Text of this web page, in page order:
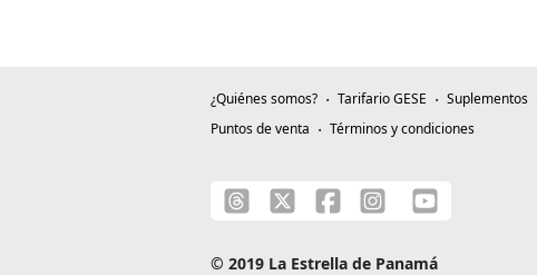
¿Quiénes somos? Tarifario GESE Suplementos
Puntos de venta
Términos y condiciones
© 2019 La Estrella de Panamá